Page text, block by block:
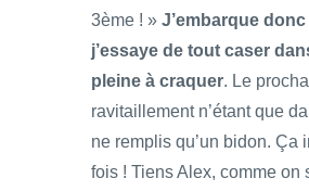
3ème ! » J’embarque
j’essaye de tout caser
pleine à craquer. Le
ravitaillement n’étant que
ne remplis qu’un bidon. Ça
fois ! Tiens Alex, comme on